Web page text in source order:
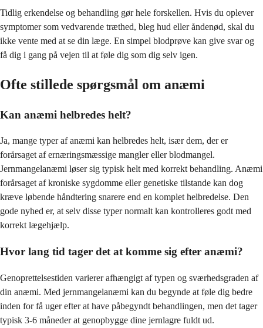
Tidlig erkendelse og behandling gør hele forskellen. Hvis du oplever
symptomer som vedvarende træthed, bleg hud eller åndenød, skal du
ikke vente med at se din læge. En simpel blodprøve kan give svar og
få dig i gang på vejen til at føle dig som dig selv igen.
Ofte stillede spørgsmål om anæmi
Kan anæmi helbredes helt?
Ja, mange typer af anæmi kan helbredes helt, især dem, der er
forårsaget af ernæringsmæssige mangler eller blodmangel.
Jernmangelanæmi løser sig typisk helt med korrekt behandling. Anæmi
forårsaget af kroniske sygdomme eller genetiske tilstande kan dog
kræve løbende håndtering snarere end en komplet helbredelse. Den
gode nyhed er, at selv disse typer normalt kan kontrolleres godt med
korrekt lægehjælp.
Hvor lang tid tager det at komme sig efter anæmi?
Genoprettelsestiden varierer afhængigt af typen og sværhedsgraden af
din anæmi. Med jernmangelanæmi kan du begynde at føle dig bedre
inden for få uger efter at have påbegyndt behandlingen, men det tager
typisk 3-6 måneder at genopbygge dine jernlagre fuldt ud.